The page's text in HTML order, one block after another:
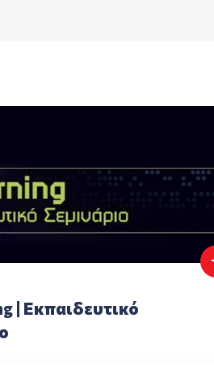
| Εκπαιδευτικό